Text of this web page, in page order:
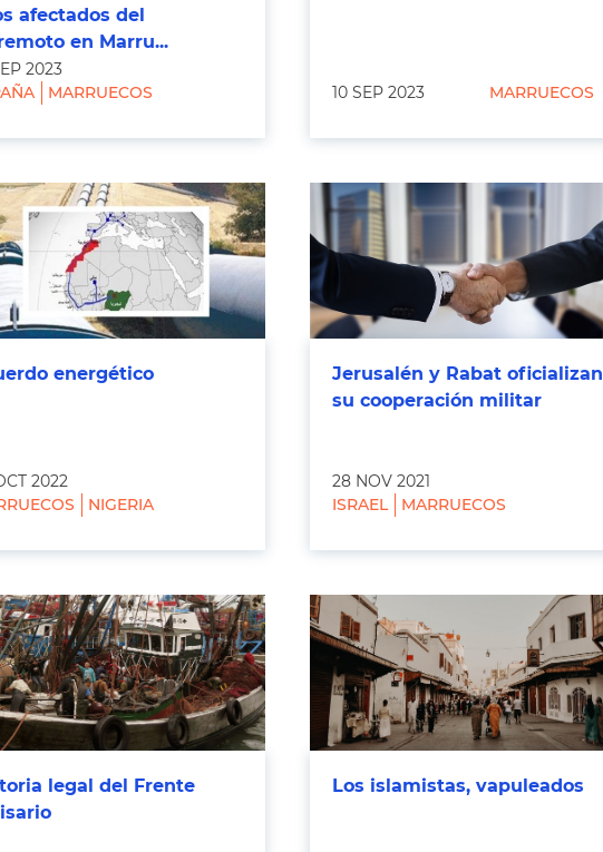
afectados del
en Marru...
2023
MARRUECOS 10 SEP 2023 MARRUECOS
energético
2022
NIGERIA
Jerusalén y Rabat oficializan
su cooperación militar
28 NOV 2021
ISRAEL
MARRUECOS
legal del Frente
Los islamistas, vapuleados